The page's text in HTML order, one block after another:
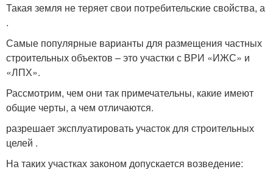
Такая земля не теряет свои потребительские свойства, а
.
Самые популярные варианты для размещения частных
строительных объектов – это участки с ВРИ «ИЖС» и
«ЛПХ».
Рассмотрим, чем они так примечательны, какие имеют
общие черты, а чем отличаются.
разрешает эксплуатировать участок для строительных
целей .
На таких участках законом допускается возведение: